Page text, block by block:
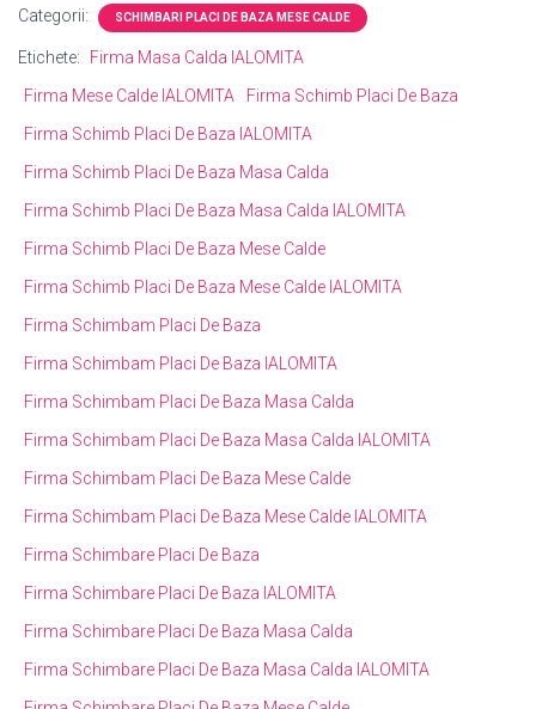
Categorii: SCHIMBARI PLACI DE BAZA MESE CALDE
Etichete:
Firma Masa Calda IALOMITA
Firma Mese Calde IALOMITA
Firma Schimb Placi De Baza
Firma Schimb Placi De Baza IALOMITA
Firma Schimb Placi De Baza Masa Calda
Firma Schimb Placi De Baza Masa Calda IALOMITA
Firma Schimb Placi De Baza Mese Calde
Firma Schimb Placi De Baza Mese Calde IALOMITA
Firma Schimbam Placi De Baza
Firma Schimbam Placi De Baza IALOMITA
Firma Schimbam Placi De Baza Masa Calda
Firma Schimbam Placi De Baza Masa Calda IALOMITA
Firma Schimbam Placi De Baza Mese Calde
Firma Schimbam Placi De Baza Mese Calde IALOMITA
Firma Schimbare Placi De Baza
Firma Schimbare Placi De Baza IALOMITA
Firma Schimbare Placi De Baza Masa Calda
Firma Schimbare Placi De Baza Masa Calda IALOMITA